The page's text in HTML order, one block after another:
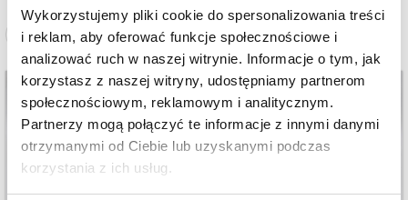
Wykorzystujemy pliki cookie do spersonalizowania treści
i reklam, aby oferować funkcje społecznościowe i
analizować ruch w naszej witrynie. Informacje o tym, jak
korzystasz z naszej witryny, udostępniamy partnerom
społecznościowym, reklamowym i analitycznym.
Partnerzy mogą połączyć te informacje z innymi danymi
otrzymanymi od Ciebie lub uzyskanymi podczas
korzystania z ich usług.
Zobacz pełne informacje